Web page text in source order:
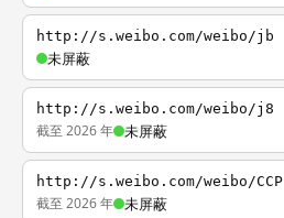
http://s.weibo.com/weibo/jb
未屏蔽
http://s.weibo.com/weibo/j8
截至 2026 年 未屏蔽
http://s.weibo.com/weibo/CCP
截至 2026 年 未屏蔽